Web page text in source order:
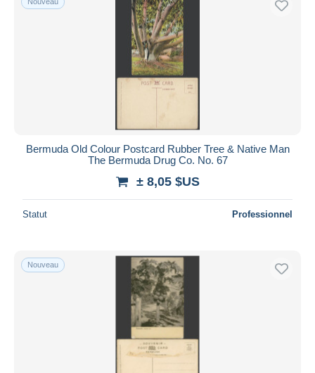
Bermuda Old Colour Postcard Rubber Tree & Native Man
The Bermuda Drug Co. No. 67
± 8,05 $US
Statut Professionnel
Nouveau